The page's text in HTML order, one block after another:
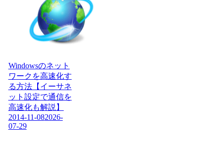
Windowsのネット
ワークを高速化す
る方法【イーサネ
ット設定で通信を
高速化も解説】
2014-11-082026-
07-29